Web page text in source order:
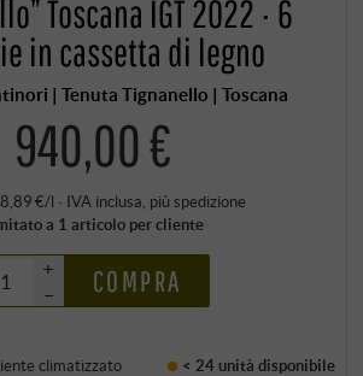
Toscana IGT 2022 · 6
in cassetta di legno
| Tenuta Tignanello | Toscana
940,00 €
€/l · IVA inclusa, più spedizione
a 1 articolo per cliente
+
–
COMPRA
climatizzato < 24 unità disponibile